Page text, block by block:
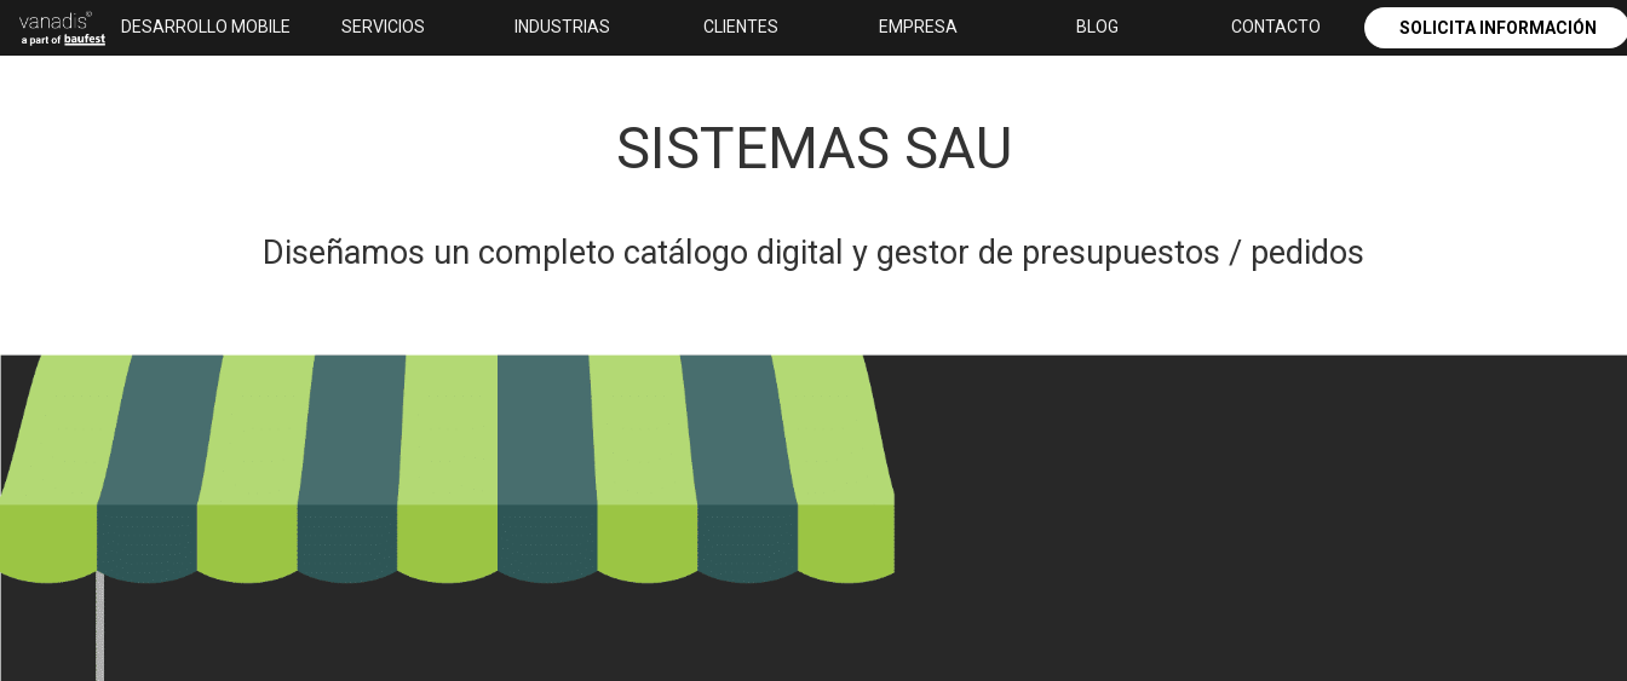
DESARROLLO MOBILE SERVICIOS INDUSTRIAS CLIENTES EMPRESA BLOG CONTACTO SOLICITA INFORMACIÓN
SISTEMAS SAU
Diseñamos un completo catálogo digital y gestor de presupuestos / pedidos